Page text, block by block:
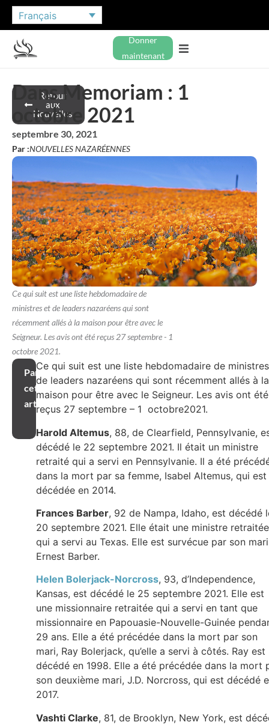
Français
Donner
maintenant
Retour
aux
Nouvelles
Dans Memoriam : 1
octobre 2021
septembre 30, 2021
Par :NOUVELLES NAZARÉENNES
Ce qui suit est une liste hebdomadaire de
ministres et de leaders nazaréens qui sont
récemment allés à la maison pour être avec le
Seigneur. Les avis ont été reçus 27 septembre - 1
octobre 2021.
Partager
cet
article
Ce qui suit est une liste hebdomadaire de
de leaders nazaréens qui sont récemment allés à la
maison pour être avec le Seigneur. Les avis ont été
reçus 27 septembre – 1 octobre2021.
Harold Altemus, 88, de Clearfield, Pennsylvanie,
décédé le 22 septembre 2021. Il était un ministre
retraité qui a servi en Pennsylvanie. Il a été
dans la mort par sa femme, Isabel Altemus, qui est
décédée en 2014.
Frances Barber, 92 de Nampa, Idaho, est décédé
20 septembre 2021. Elle était une ministre retraitée
qui a servi au Texas. Elle est survécue par son
Ernest Barber.
Helen Bolerjack-Norcross, 93, d’Independence,
Kansas, est décédé le 25 septembre 2021. Elle est
une missionnaire retraitée qui a servi en tant que
missionnaire en Papouasie-Nouvelle-Guinée
29 ans. Elle a été précédée dans la mort par son
mari, Ray Bolerjack, qu’elle a servi à côtés. Ray est
décédé en 1998. Elle a été précédée dans la mort
son deuxième mari, J.D. Norcross, qui est décédé
2017.
Vashti Clarke, 81, de Brooklyn, New York, est